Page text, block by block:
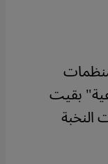
بقيت
النخبة